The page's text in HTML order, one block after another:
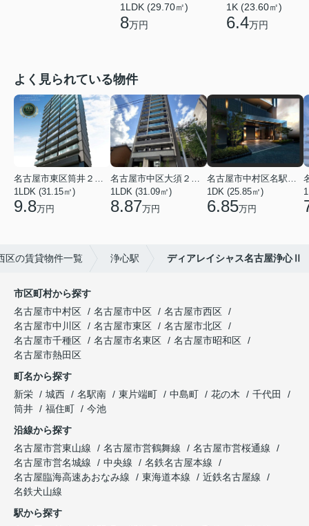
1LDK (29.70㎡)
8万円
1K (23.60㎡)
6.4万円
よく見られている物件
名古屋市東区筒井２丁目
1LDK (31.15㎡)
9.8万円
名古屋市中区大須２丁目
1LDK (31.09㎡)
8.87万円
名古屋市中村区名駅南３丁目
1DK (25.85㎡)
6.85万円
区の賃貸物件一覧 浄心駅 ディアレイシャス名古屋浄心Ⅱ
市区町村から探す
名古屋市中村区
名古屋市中区
名古屋市西区
名古屋市中川区
名古屋市東区
名古屋市北区
名古屋市千種区
名古屋市名東区
名古屋市昭和区
名古屋市熱田区
町名から探す
新栄
城西 名駅南 東片端町 中島町 花の木
千代田
筒井
福住町
今池
沿線から探す
名古屋市営東山線
名古屋市営鶴舞線
名古屋市営桜通線
名古屋市営名城線
中央線
名鉄名古屋本線
名古屋臨海高速あおなみ線
東海道本線
近鉄名古屋線
名鉄犬山線
駅から探す